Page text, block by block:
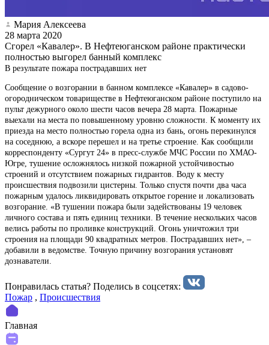
Мария Алексеева
28 марта 2020
Сгорел «Кавалер». В Нефтеюганском районе практически
полностью выгорел банный комплекс
В результате пожара пострадавших нет
Сообщение о возгорании в банном комплексе «Кавалер» в садово-
огородническом товариществе в Нефтеюганском районе поступило на
пульт дежурного около шести часов вечера 28 марта. Пожарные
выехали на места по повышенному уровню сложности. К моменту их
приезда на место полностью горела одна из бань, огонь перекинулся
на соседнюю, а вскоре перешел и на третье строение. Как сообщили
корреспонденту «Сургут 24» в пресс-службе МЧС России по ХМАО-
Югре, тушение осложнялось низкой пожарной устойчивостью
строений и отсутствием пожарных гидрантов. Воду к месту
происшествия подвозили цистерны. Только спустя почти два часа
пожарным удалось ликвидировать открытое горение и локализовать
возгорание. «В тушении пожара были задействованы 19 человек
личного состава и пять единиц техники. В течение нескольких часов
велись работы по проливке конструкций. Огонь уничтожил три
строения на площади 90 квадратных метров. Пострадавших нет», –
добавили в ведомстве. Точную причину возгорания установят
дознаватели.
Понравилась статья? Поделиcь в соцсетях:
Пожар , Происшествия
Главная